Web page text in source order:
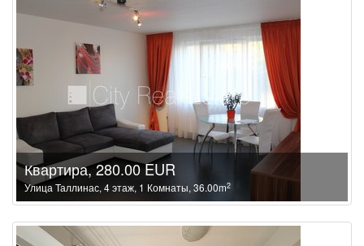
Квартира, 280.00 EUR
Улица Таллинас, 4 этаж, 1 Комнаты, 36.00m2